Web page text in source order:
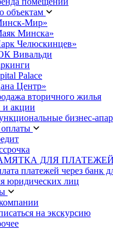
объектам
Мир»
Минска»
Челюскинцев»
Вивальди
Palace
Центр»
вторичного жилья
и акции
бизнес-
ДЛЯ ПЛАТЕЖЕЙ
платежей через банк
юридических лиц
на экскурсию